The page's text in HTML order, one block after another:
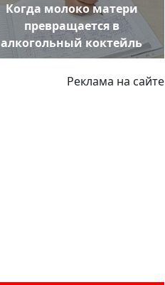
Когда молоко матери
превращается в
алкогольный коктейль
Реклама на сайте